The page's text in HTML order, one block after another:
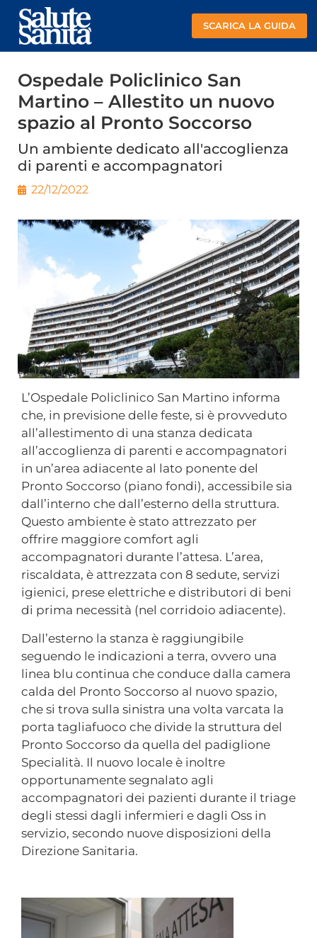
SCARICA LA GUIDA
Ospedale Policlinico San
Martino – Allestito un nuovo
spazio al Pronto Soccorso
Un ambiente dedicato all'accoglienza
di parenti e accompagnatori
22/12/2022
L’Ospedale Policlinico San Martino informa
che, in previsione delle feste, si è provveduto
all’allestimento di una stanza dedicata
all’accoglienza di parenti e accompagnatori
in un’area adiacente al lato ponente del
Pronto Soccorso (piano fondi), accessibile sia
dall’interno che dall’esterno della struttura.
Questo ambiente è stato attrezzato per
offrire maggiore comfort agli
accompagnatori durante l’attesa. L’area,
riscaldata, è attrezzata con 8 sedute, servizi
igienici, prese elettriche e distributori di beni
di prima necessità (nel corridoio adiacente).
Dall’esterno la stanza è raggiungibile
seguendo le indicazioni a terra, ovvero una
linea blu continua che conduce dalla camera
calda del Pronto Soccorso al nuovo spazio,
che si trova sulla sinistra una volta varcata la
porta tagliafuoco che divide la struttura del
Pronto Soccorso da quella del padiglione
Specialità. Il nuovo locale è inoltre
opportunamente segnalato agli
accompagnatori dei pazienti durante il triage
degli stessi dagli infermieri e dagli Oss in
servizio, secondo nuove disposizioni della
Direzione Sanitaria.